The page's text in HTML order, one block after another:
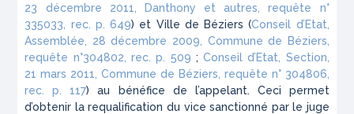
23 décembre 2011, Danthony et autres, requête n°
335033, rec. p. 649) et Ville de Béziers (Conseil d’Etat,
Assemblée, 28 décembre 2009, Commune de Béziers,
requête n°304802, rec. p. 509 ;Conseil d’Etat, Section,
21 mars 2011, Commune de Béziers, requête n° 304806,
rec. p. 117) au bénéfice de l’appelant. Ceci permet
d’obtenir la requalification du vice sanctionné par le juge